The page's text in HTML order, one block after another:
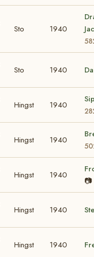
Sto 1940
Sto 1940
Hingst 1940
Hingst 1940
Hingst 1940
📷
Hingst 1940
Hingst 1940